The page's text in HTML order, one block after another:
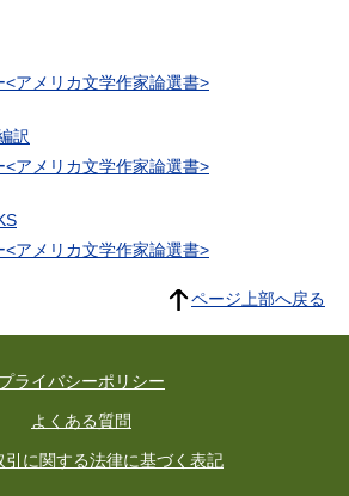
アメリカ文学作家論選書>
訳
アメリカ文学作家論選書>
アメリカ文学作家論選書>
ページ上部へ戻る
プライバシーポリシー
よくある質問
引に関する法律に基づく表記